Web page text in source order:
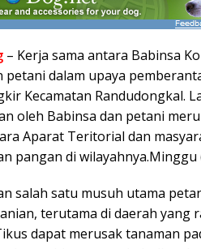
– Kerja sama antara Babinsa
petani dalam upaya
Kecamatan Randudongkal.
oleh Babinsa dan petani
Aparat Teritorial dan
pangan di wilayahnya.Minggu
salah satu musuh utama
terutama di daerah yang
dapat merusak tanaman